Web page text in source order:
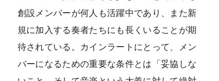
創設メンバーが何人も活躍中であり、また新
規に加入する奏者たちにも長くいることが期
待されている。カインラートにとって、メン
バーになるための重要な条件とは「妥協しな